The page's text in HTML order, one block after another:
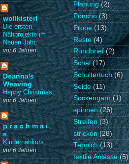
wollkisterl
Die ersten
Nähprojekte im
Neuen Jahr
vor 6 Jahren
Deanna's
Weaving
Happy Christmas
vor 6 Jahren
p r a c h m a i
s
Kindernähkurs...
vor 6 Jahren
Planung (2)
Poncho (3)
Probe (13)
Reste (4)
Rundbrief (2)
Schal (17)
Schultertuch (6)
Seide (11)
Sockengarn (1)
spinnen (26)
Streifen (3)
stricken (28)
Teppich (13)
textile Anlässe (5)